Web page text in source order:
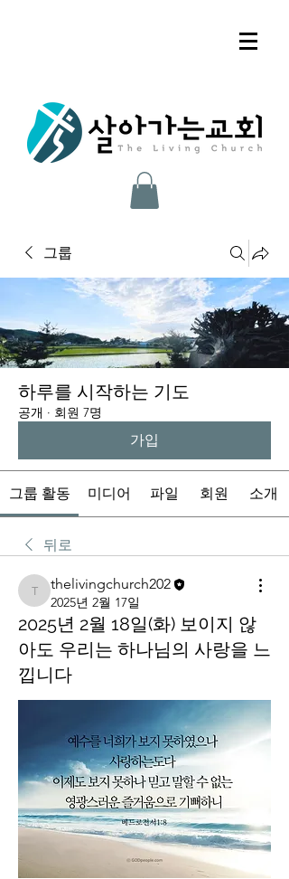
그룹
하루를 시작하는 기도
공개 · 회원 7명
가입
그룹 활동 미디어 파일 회원 소개
뒤로
thelivingchurch202
thelivingchurch202
2025년 2월 17일
2025년 2월 18일(화) 보이지 않
아도 우리는 하나님의 사랑을 느
낍니다